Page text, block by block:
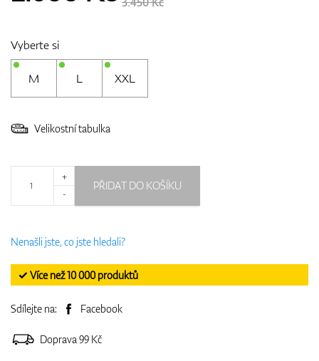
Vyberte si
M L XXL
Velikostní tabulka
+
-
PŘIDAT DO KOŠÍKU
Nenašli jste, co jste hledali?
✓ Více než 10 000 produktů
Sdílejte na: Facebook
Doprava 99 Kč